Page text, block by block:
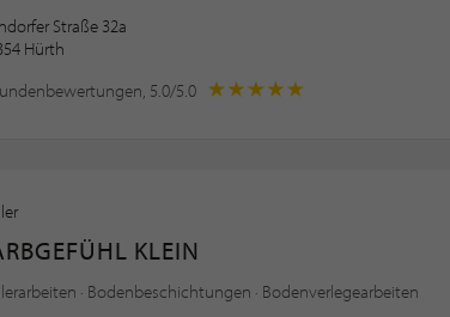
Straße 32a
Hürth
5.0/5.0
KLEIN
· Bodenbeschichtungen · Bodenverlegearbeiten